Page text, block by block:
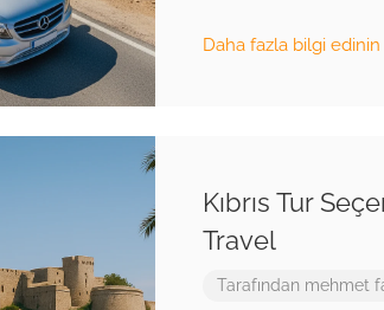
Daha fazla bilgi edinin
Kıbrıs Tur
Travel
Tarafından mehmet